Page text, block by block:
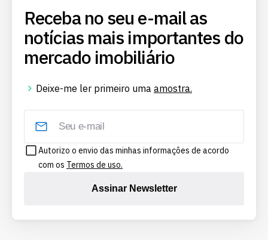
Receba no seu e-mail as
notícias mais importantes do
mercado imobiliário
Deixe-me ler primeiro uma amostra.
Autorizo o envio das minhas informações de acordo
com os Termos de uso.
Assinar Newsletter